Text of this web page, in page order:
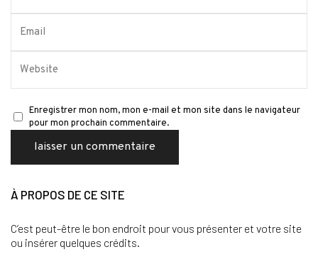
Enregistrer mon nom, mon e-mail et mon site dans le navigateur
pour mon prochain commentaire.
À PROPOS DE CE SITE
C’est peut-être le bon endroit pour vous présenter et votre site
ou insérer quelques crédits.